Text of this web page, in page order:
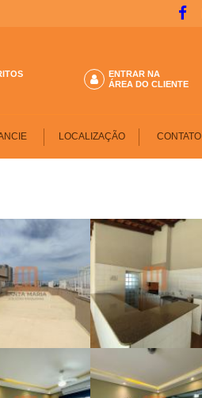
ENTRAR NA
ÁREA DO CLIENTE
LOCALIZAÇÃO CONTATO